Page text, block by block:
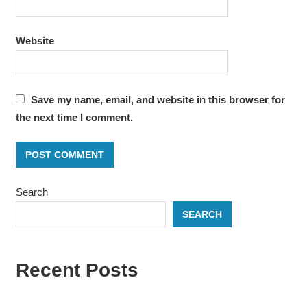
Website
Save my name, email, and website in this browser for
the next time I comment.
Search
SEARCH
Recent Posts